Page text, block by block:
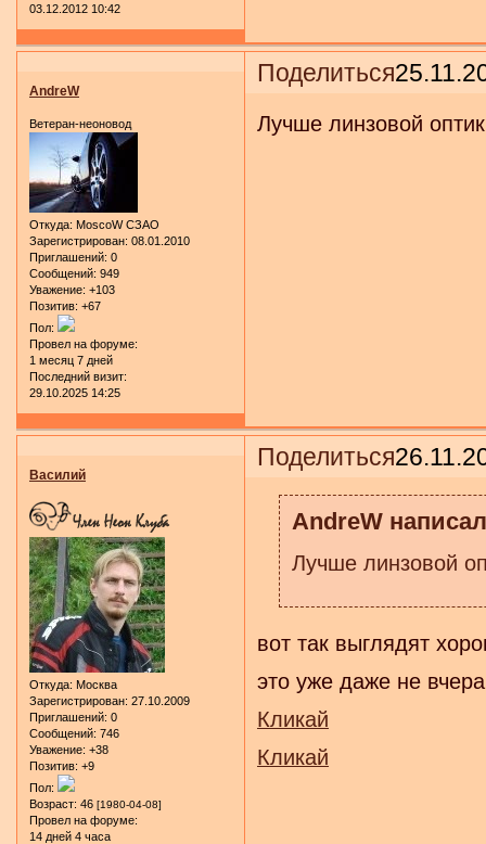
03.12.2012 10:42
Поделиться
AndreW
Ветеран-неоновод
Откуда: MoscoW CЗАО
Зарегистрирован: 08.01.2010
Приглашений: 0
Сообщений: 949
Уважение: +103
Позитив: +67
Пол:
Провел на форуме:
1 месяц 7 дней
Последний визит:
29.10.2025 14:25
Лучше линзовой
Поделиться
Василий
Откуда: Москва
Зарегистрирован: 27.10.2009
Приглашений: 0
Сообщений: 746
Уважение: +38
Позитив: +9
Пол:
Возраст: 46 [1980-04-08]
Провел на форуме:
14 дней 4 часа
AndreW
Лучше линзовой
вот так выглядят
это уже даже не
Кликай
Кликай